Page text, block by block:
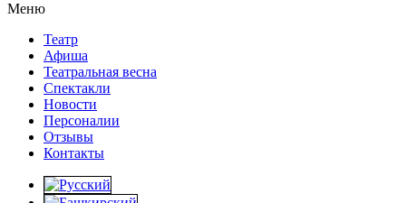
Меню
Театр
Афиша
Театральная весна
Спектакли
Новости
Персоналии
Отзывы
Контакты